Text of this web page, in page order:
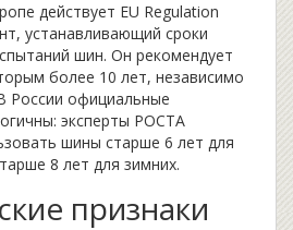
действует EU Regulation
устанавливающий сроки
шин. Он рекомендует
более 10 лет, независимо
России официальные
эксперты РОСТА
шины старше 6 лет для
8 лет для зимних.
признаки